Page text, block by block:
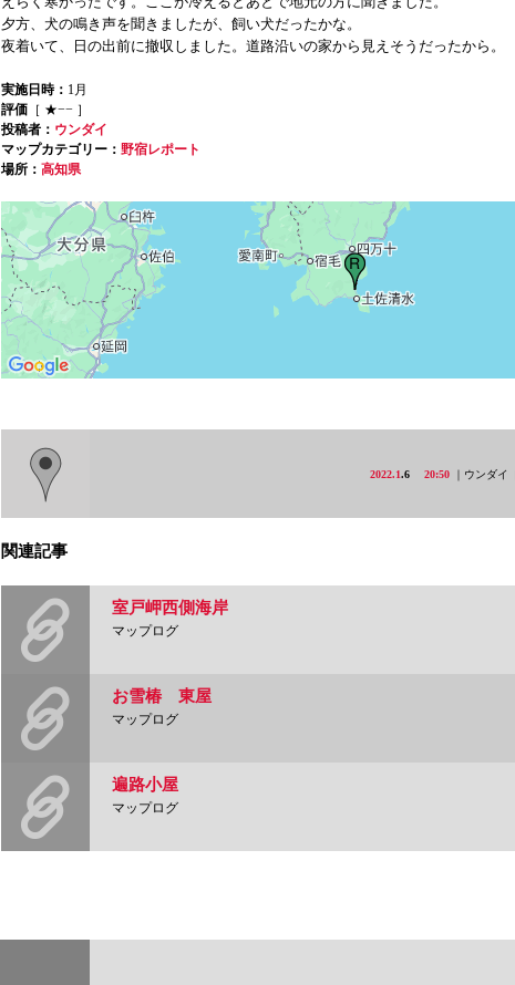
夕方、犬の鳴き声を聞きましたが、飼い犬だったかな。
夜着いて、日の出前に撤収しました。道路沿いの家から見えそうだったから。
実施日時： 1月
評価 ［ ★−− ］
投稿者： ウンダイ
マップカテゴリー： 野宿レポート
場所： 高知県
2022.1.6 20:50 ｜ウンダイ
関連記事
室戸岬西側海岸
マップログ
お雪椿 東屋
マップログ
遍路小屋
マップログ